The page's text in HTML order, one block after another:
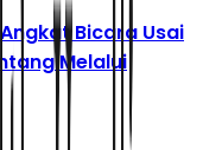
Bicara Usai
Melalui